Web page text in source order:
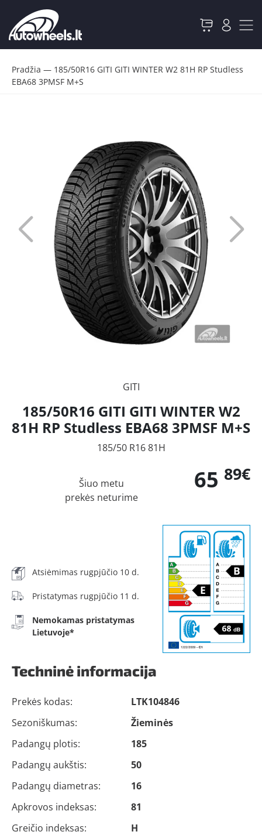
Pradžia — 185/50R16 GITI GITI WINTER W2 81H RP Studless
EBA68 3PMSF M+S
GITI
185/50R16 GITI GITI WINTER W2
81H RP Studless EBA68 3PMSF M+S
185/50 R16 81H
65 89€
Šiuo metu
prekės neturime
Atsiėmimas rugpjūčio 10 d.
Pristatymas rugpjūčio 11 d.
Nemokamas pristatymas
Lietuvoje*
Techninė informacija
Prekės kodas:
LTK104846
Sezoniškumas:
Žieminės
Padangų plotis:
185
Padangų aukštis:
50
Padangų diametras:
16
Apkrovos indeksas:
81
Greičio indeksas:
H